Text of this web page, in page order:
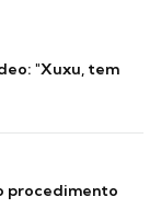
"Xuxu, tem
procedimento